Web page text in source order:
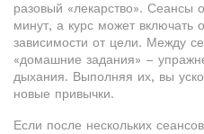
разовый «лекарство». Сеансы
минут, а курс может включать
зависимости от цели. Между
«домашние задания» –
дыхания. Выполняя их, вы
новые привычки.
Если после нескольких